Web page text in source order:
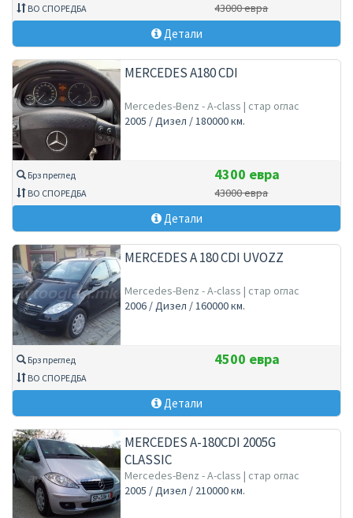
ВО СПОРЕДБА
43000 евра
Детали
MERCEDES A180 CDI
Mercedes-Benz - A-class | стар оглас
2005 / Дизел / 180000 км.
Брз преглед
ВО СПОРЕДБА
4300 евра
43000 евра
Детали
MERCEDES A 180 CDI UVOZZ
Mercedes-Benz - A-class | стар оглас
2006 / Дизел / 160000 км.
Брз преглед
ВО СПОРЕДБА
4500 евра
Детали
MERCEDES A-180CDI 2005G
CLASSIC
Mercedes-Benz - A-class | стар оглас
2005 / Дизел / 210000 км.